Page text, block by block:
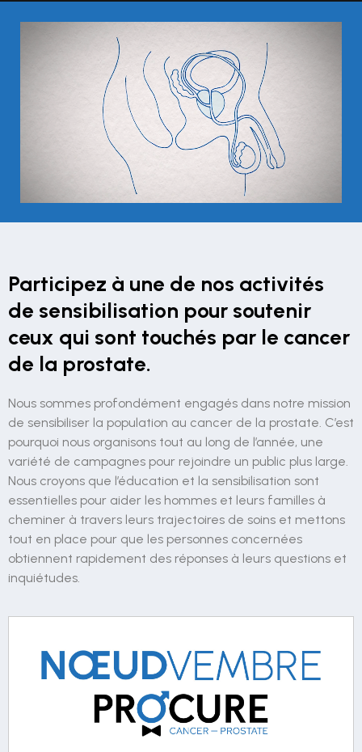
Participez à une de nos activités
de sensibilisation pour soutenir
ceux qui sont touchés par le cancer
de la prostate.
Nous sommes profondément engagés dans notre mission
de sensibiliser la population au cancer de la prostate. C’est
pourquoi nous organisons tout au long de l’année, une
variété de campagnes pour rejoindre un public plus large.
Nous croyons que l’éducation et la sensibilisation sont
essentielles pour aider les hommes et leurs familles à
cheminer à travers leurs trajectoires de soins et mettons
tout en place pour que les personnes concernées
obtiennent rapidement des réponses à leurs questions et
inquiétudes.